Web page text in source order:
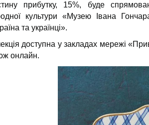
прибутку, 15%, буде
культури «Музею Івана
та українці».
доступна у закладах мережі
онлайн.